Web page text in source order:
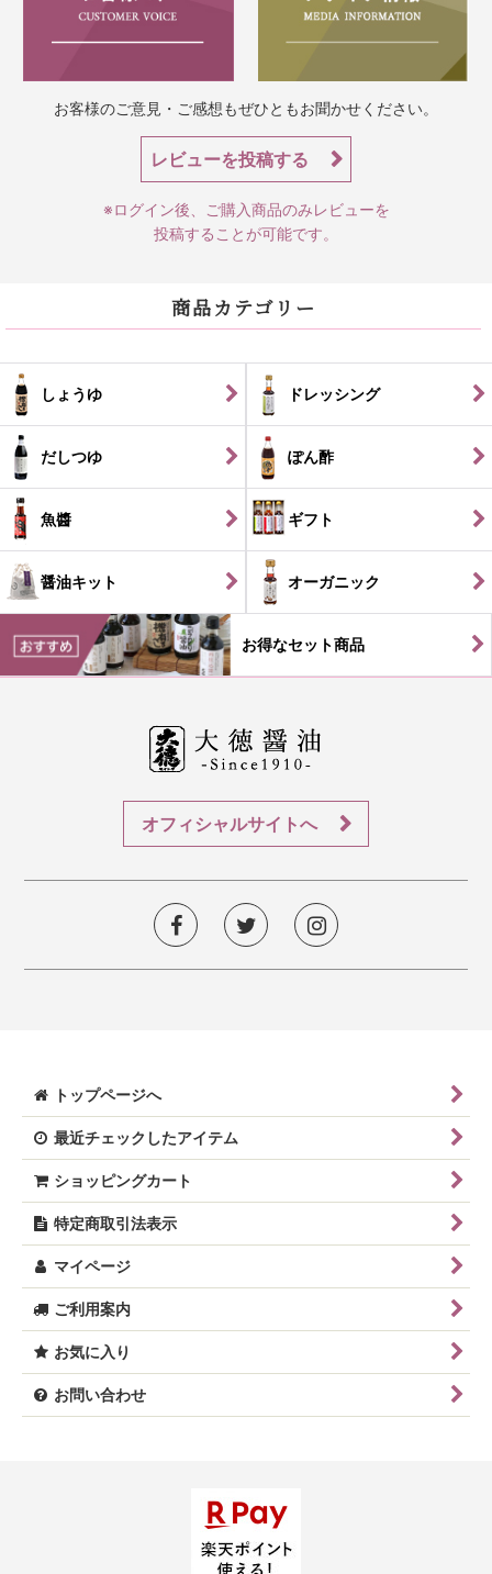
お客様のご意見・ご感想もぜひともお聞かせください。
レビューを投稿する
※ログイン後、ご購入商品のみレビューを
投稿することが可能です。
商品カテゴリー
しょうゆ ドレッシング
だしつゆ ぽん酢
魚醬 ギフト
醤油キット オーガニック
お得なセット商品
オフィシャルサイトへ
トップページへ
最近チェックしたアイテム
ショッピングカート
特定商取引法表示
マイページ
ご利用案内
お気に入り
お問い合わせ